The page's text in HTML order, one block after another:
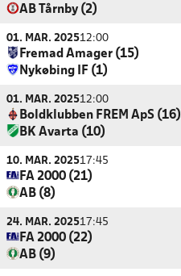
AB Tårnby (2)
01. MAR. 202512:00
Fremad Amager (15)
Nykøbing IF (1)
01. MAR. 202512:00
Boldklubben FREM ApS (16)
BK Avarta (10)
10. MAR. 202517:45
FA 2000 (21)
AB (8)
24. MAR. 202517:45
FA 2000 (22)
AB (9)